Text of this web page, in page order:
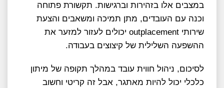
במצבים אלו בזהירות וברגישות. תקשורת פתוחה
וכנה עם העובדים, מתן תמיכה ומשאבים והצעת
שירותי outplacement יכולים לעזור למזער את
ההשפעה השלילית של קיצוצים בעבודה.
לסיכום, ניהול חווית עובד במהלך תקופה של מיתון
כלכלי יכול להיות מאתגר, אבל זה קריטי וחשוב